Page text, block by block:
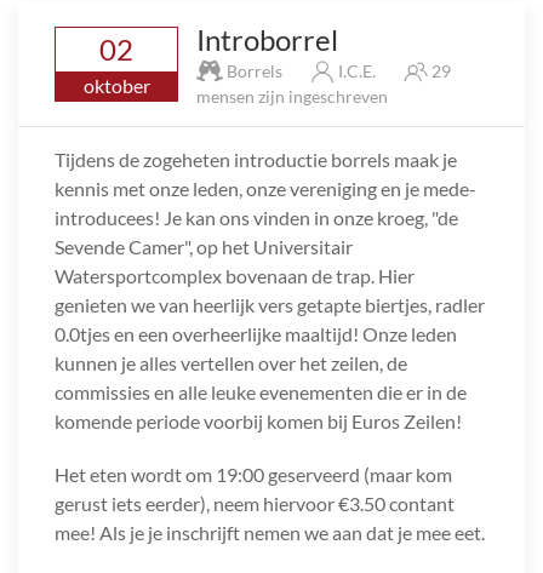
02
oktober
Introborrel
Borrels I.C.E.
29
mensen zijn ingeschreven
Tijdens de zogeheten introductie borrels maak je
kennis met onze leden, onze vereniging en je mede-
introducees! Je kan ons vinden in onze kroeg, "de
Sevende Camer", op het Universitair
Watersportcomplex bovenaan de trap. Hier
genieten we van heerlijk vers getapte biertjes, radler
0.0tjes en een overheerlijke maaltijd! Onze leden
kunnen je alles vertellen over het zeilen, de
commissies en alle leuke evenementen die er in de
komende periode voorbij komen bij Euros Zeilen!
Het eten wordt om 19:00 geserveerd (maar kom
gerust iets eerder), neem hiervoor €3.50 contant
mee! Als je je inschrijft nemen we aan dat je mee eet.